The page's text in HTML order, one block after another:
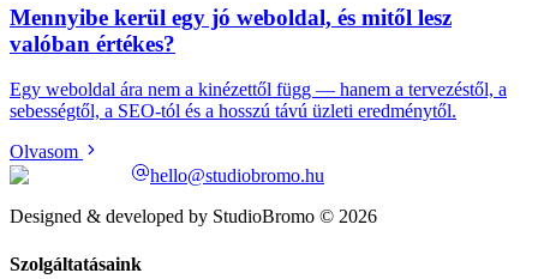
Mennyibe kerül egy jó weboldal, és mitől lesz
valóban értékes?
Egy weboldal ára nem a kinézettől függ — hanem a tervezéstől, a
sebességtől, a SEO-tól és a hosszú távú üzleti eredménytől.
Olvasom
hello@studiobromo.hu
Designed & developed by StudioBromo © 2026
Szolgáltatásaink